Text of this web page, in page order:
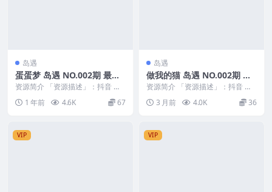
岛遇
蛋蛋梦 岛遇 NO.002期 最新
至：2025.6.9
资源简介 「资源描述」：抖音 蛋
蛋梦 岛遇 NO.002期 【6P21V】最
新至...1 年前 4.6K 67
岛遇
做我的猫 岛遇 NO.002期 最
新至：2026.5.6
资源简介 「资源描述」：抖音 做
我的猫 岛遇 NO.002期 【15P3V】
最新...3 月前 4.0K 36
VIP VIP